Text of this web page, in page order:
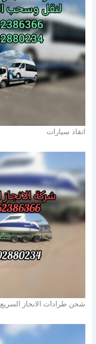
انقاذ سيارات
شحن طرادات الانجاز السريع